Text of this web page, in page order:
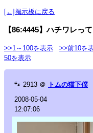
[←]掲示板に戻る
【86:4445】ハチワレっ
>>1～100を表示 >>前10を
50を表示
🐾 2913 ＠ トムの猫下僕
2008-05-04
12:07:06